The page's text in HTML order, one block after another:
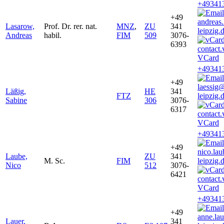
Lasarow,
Andreas
Prof. Dr. rer. nat.
habil.
MNZ,
FIM
ZU
509
+49
341
3076-
6393
VCard
Läßig,
Sabine
FTZ
HE
306
+49
341
3076-
6317
VCard
Laube,
Nico
M. Sc. FIM
ZU
512
+49
341
3076-
6421
VCard
Lauer,
+49
341